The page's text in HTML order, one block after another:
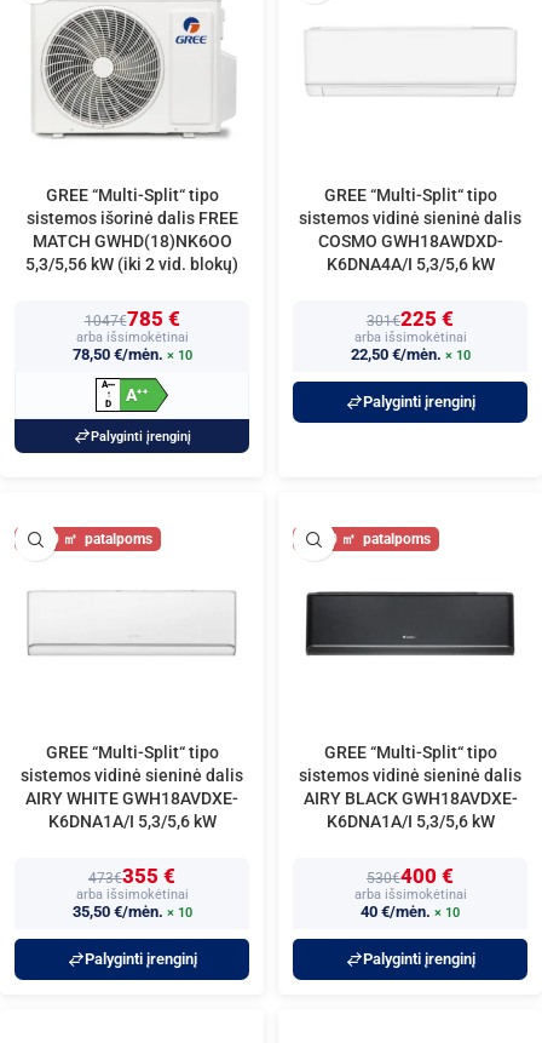
GREE “Multi-Split“ tipo
sistemos išorinė dalis FREE
MATCH GWHD(18)NK6OO
5,3/5,56 kW (iki 2 vid. blokų)
1047€785 €
arba išsimokėtinai
78,50 €/mėn. × 10
A+++
↑
D
A++
Palyginti įrenginį
GREE “Multi-Split“ tipo
sistemos vidinė sieninė dalis
COSMO GWH18AWDXD-
K6DNA4A/I 5,3/5,6 kW
301€225 €
arba išsimokėtinai
22,50 €/mėn. × 10
Palyginti įrenginį
60
GREE “Multi-Split“ tipo
sistemos vidinė sieninė dalis
AIRY WHITE GWH18AVDXE-
K6DNA1A/I 5,3/5,6 kW
473€355 €
arba išsimokėtinai
35,50 €/mėn. × 10
Palyginti įrenginį
60
GREE “Multi-Split“ tipo
sistemos vidinė sieninė dalis
AIRY BLACK GWH18AVDXE-
K6DNA1A/I 5,3/5,6 kW
530€400 €
arba išsimokėtinai
40 €/mėn. × 10
Palyginti įrenginį